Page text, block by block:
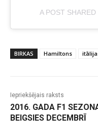
A POST
BIRKAS Hamiltons
Iepriekšējais raksts
2016. GADA F1
BEIGSIES DECEMBRĪ